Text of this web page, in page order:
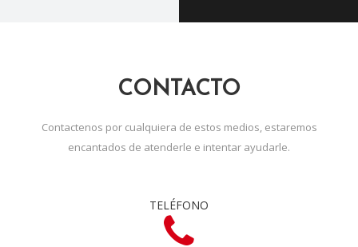
CONTACTO
Contactenos por cualquiera de estos medios, estaremos
encantados de atenderle e intentar ayudarle.
TELÉFONO